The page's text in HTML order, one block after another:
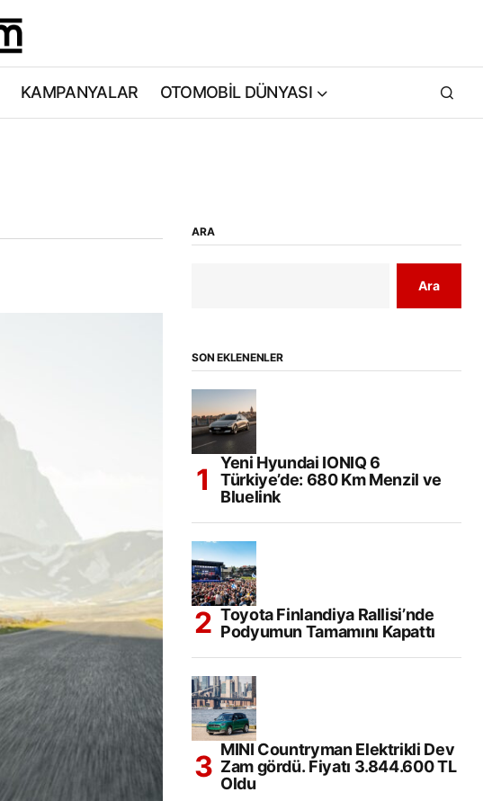
KAMPANYALAR OTOMOBİL DÜNYASI
ARA
Ara
SON EKLENENLER
Yeni Hyundai IONIQ 6
Türkiye’de: 680 Km Menzil ve
Bluelink
Toyota Finlandiya Rallisi’nde
Podyumun Tamamını Kapattı
MINI Countryman Elektrikli Dev
Zam gördü. Fiyatı 3.844.600 TL
Oldu